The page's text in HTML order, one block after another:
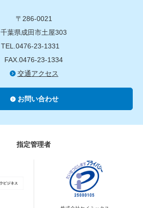
〒286-0021
千葉県成田市土屋303
TEL.0476-23-1331
FAX.0476-23-1334
交通アクセス
お問い合わせ
指定管理者